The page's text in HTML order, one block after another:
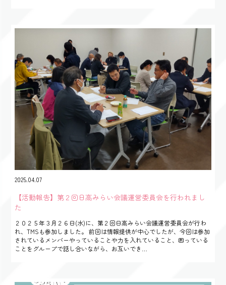
2025.04.07
【活動報告】第２回日高みらい会議運営委員会を行われまし
た
２０２５年３月２６日(水)に、第２回日高みらい会議運営委員会が行わ
れ、TMSも参加しました。 前回は情報提供が中心でしたが、今回は参加
されているメンバーやっていることや力を入れていること、困っている
ことをグループで話し合いながら、お互いでき…